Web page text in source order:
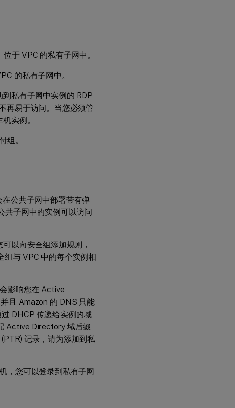
于 VPC 的私有子网中。
的私有子网中。
私有子网中实例的 RDP
再易于访问。当您必须管
实例。
组。
在公共子网中部署带有弹
共子网中的实例可以访问
以向安全组添加规则，
组与 VPC 中的每个实例相
影响您在 Active
且 Amazon 的 DNS 只能
DHCP 传递给实例的域
Active Directory 域后缀
记录，请为添加到私
，您可以登录到私有子网